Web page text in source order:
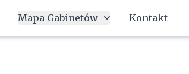
Mapa Gabinetów Kontakt